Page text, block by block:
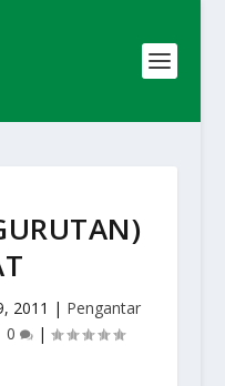
2011 | Pengantar
0 |